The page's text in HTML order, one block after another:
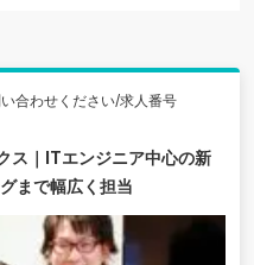
合わせください/求人番号
ス｜ITエンジニア中心の新
まで幅広く担当